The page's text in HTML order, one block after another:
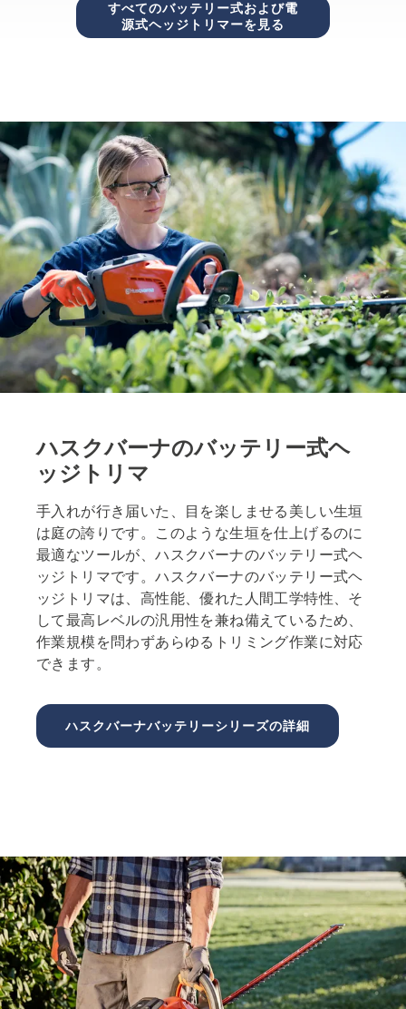
すべてのバッテリー式および電
源式ヘッジトリマーを見る
ハスクバーナのバッテリー式ヘ
ッジトリマ
手入れが行き届いた、目を楽しませる美しい生垣
は庭の誇りです。このような生垣を仕上げるのに
最適なツールが、ハスクバーナのバッテリー式ヘ
ッジトリマです。ハスクバーナのバッテリー式ヘ
ッジトリマは、高性能、優れた人間工学特性、そ
して最高レベルの汎用性を兼ね備えているため、
作業規模を問わずあらゆるトリミング作業に対応
できます。
ハスクバーナバッテリーシリーズの詳細